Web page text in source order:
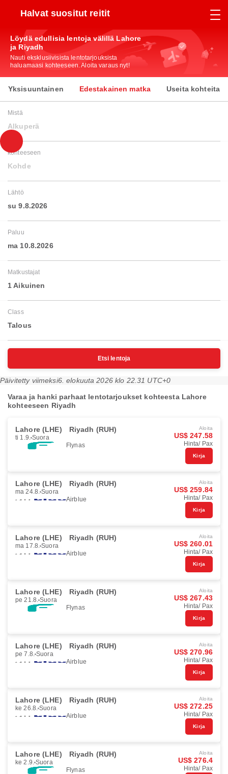
Halvat suositut reitit
Löydä edullisia lentoja välillä Lahore
ja Riyadh
Nauti eksklusiivisista lentotarjouksista
haluamaasi kohteeseen. Aloita varaus nyt!
Yksisuuntainen Edestakainen matka Useita kohteita
Mistä
Alkuperä
kohteeseen
Kohde
Lähtö
su 9.8.2026
Paluu
ma 10.8.2026
Matkustajat
1 Aikuinen
Class
Talous
Etsi lentoja
Päivitetty viimeksi6. elokuuta 2026 klo 22.31 UTC+0
Varaa ja hanki parhaat lentotarjoukset kohteesta Lahore
kohteeseen Riyadh
Lahore (LHE) Riyadh (RUH)
ti 1.9. Suora
Flynas
Aloita
US$ 247.58
Hinta/ Pax
Kirja
Lahore (LHE) Riyadh (RUH)
ma 24.8. Suora
Airblue
Aloita
US$ 259.84
Hinta/ Pax
Kirja
Lahore (LHE) Riyadh (RUH)
ma 17.8. Suora
Airblue
Aloita
US$ 260.01
Hinta/ Pax
Kirja
Lahore (LHE) Riyadh (RUH)
pe 21.8. Suora
Flynas
Aloita
US$ 267.43
Hinta/ Pax
Kirja
Lahore (LHE) Riyadh (RUH)
pe 7.8. Suora
Airblue
Aloita
US$ 270.96
Hinta/ Pax
Kirja
Lahore (LHE) Riyadh (RUH)
ke 26.8. Suora
Airblue
Aloita
US$ 272.25
Hinta/ Pax
Kirja
Lahore (LHE) Riyadh (RUH)
ke 2.9. Suora
Flynas
Aloita
US$ 276.4
Hinta/ Pax